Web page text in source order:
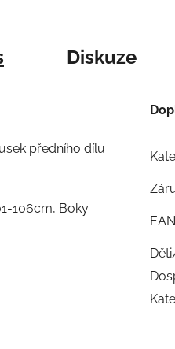
Diskuze
předního dílu
106cm, Boky :
EAN